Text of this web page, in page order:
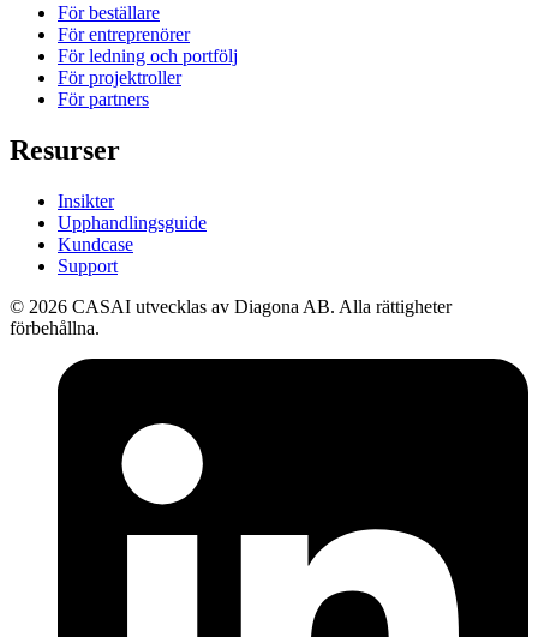
För beställare
För entreprenörer
För ledning och portfölj
För projektroller
För partners
Resurser
Insikter
Upphandlingsguide
Kundcase
Support
© 2026 CASAI utvecklas av Diagona AB. Alla rättigheter
förbehållna.